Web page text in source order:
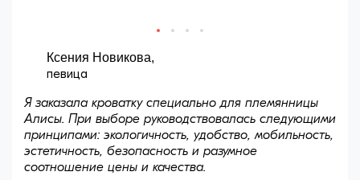
Ксения Новикова,
певица
Я заказала кроватку специально для племянницы
Алисы. При выборе руководствовалась следующими
принципами: экологичность, удобство, мобильность,
эстетичность, безопасность и разумное
соотношение цены и качества.